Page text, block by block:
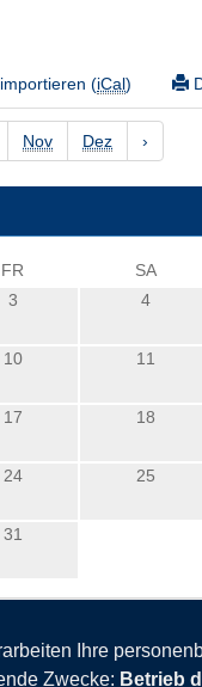
(iCal)
Nov Dez ›
FR SA
3 4
10 11
17 18
24 25
31
Ihre
Zwecke: Betrieb